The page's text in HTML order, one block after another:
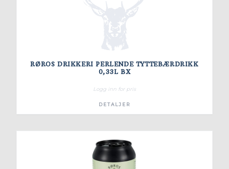
RØROS DRIKKERI PERLENDE TYTTEBÆRDRIKK
0,33L BX
Logg inn for pris
DETALJER